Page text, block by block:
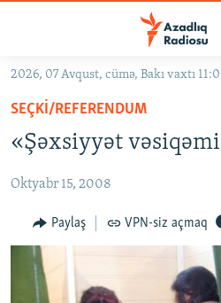
Əsas
qayıt
Əsas
naviqasiyaya
qayıt
GÜNDƏM
KORRUPSIOMETR
#ƏSLINDƏ
FƏRQƏ BAX
QANUNI DOĞRU
ARAŞDIRMA
2026, 07 Avqust, cümə, Bakı vaxtı
SEÇKI/REFERENDUM
«Şəxsiyyət
Oktyabr 15, 2008
Paylaş VPN-siz açmaq